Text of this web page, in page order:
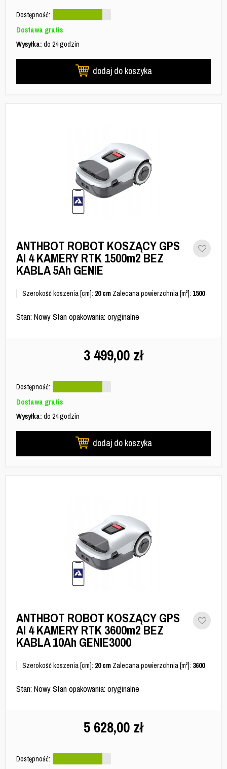
Dostępność:
Dostawa gratis
Wysyłka: do 24 godzin
dodaj do koszyka
ANTHBOT ROBOT KOSZĄCY GPS
AI 4 KAMERY RTK 1500m2 BEZ
KABLA 5Ah GENIE
Szerokość koszenia [cm]: 20 cm Zalecana powierzchnia [m²]: 1500
Stan: Nowy Stan opakowania: oryginalne
3 499,00 zł
Dostępność:
Dostawa gratis
Wysyłka: do 24 godzin
dodaj do koszyka
ANTHBOT ROBOT KOSZĄCY GPS
AI 4 KAMERY RTK 3600m2 BEZ
KABLA 10Ah GENIE3000
Szerokość koszenia [cm]: 20 cm Zalecana powierzchnia [m²]: 3600
Stan: Nowy Stan opakowania: oryginalne
5 628,00 zł
Dostępność: